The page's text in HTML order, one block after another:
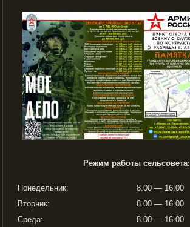
Режим работы сельсовета:
Понедельник:
8.00 — 16.00
Вторник:
8.00 — 16.00
Среда:
8.00 — 16.00